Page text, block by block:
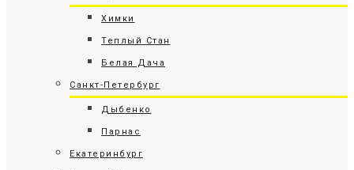
Химки
Теплый Стан
Белая Дача
Санкт-Петербург
Дыбенко
Парнас
Екатеринбург